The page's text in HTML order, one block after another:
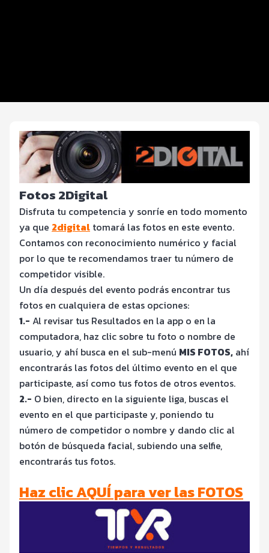
Fotos 2Digital
Disfruta tu competencia y sonríe en todo momento
ya que 2digital tomará las fotos en este evento.
Contamos con reconocimiento numérico y facial
por lo que te recomendamos traer tu número de
competidor visible.
Un día después del evento podrás encontrar tus
fotos en cualquiera de estas opciones:
1.- Al revisar tus Resultados en la app o en la
computadora, haz clic sobre tu foto o nombre de
usuario, y ahí busca en el sub-menú MIS FOTOS, ahí
encontrarás las fotos del último evento en el que
participaste, así como tus fotos de otros eventos.
2.- O bien, directo en la siguiente liga, buscas el
evento en el que participaste y, poniendo tu
número de competidor o nombre y dando clic al
botón de búsqueda facial, subiendo una selfie,
encontrarás tus fotos.
Haz clic AQUÍ para ver las FOTOS